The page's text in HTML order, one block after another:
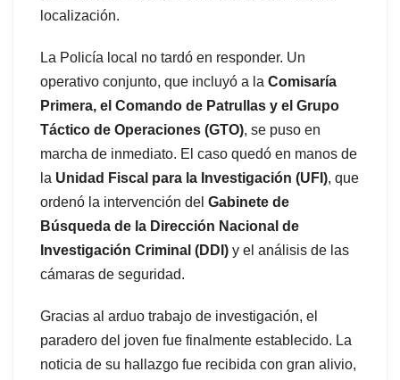
localización.
La Policía local no tardó en responder. Un
operativo conjunto, que incluyó a la Comisaría
Primera, el Comando de Patrullas y el Grupo
Táctico de Operaciones (GTO), se puso en
marcha de inmediato. El caso quedó en manos de
la Unidad Fiscal para la Investigación (UFI), que
ordenó la intervención del Gabinete de
Búsqueda de la Dirección Nacional de
Investigación Criminal (DDI) y el análisis de las
cámaras de seguridad.
Gracias al arduo trabajo de investigación, el
paradero del joven fue finalmente establecido. La
noticia de su hallazgo fue recibida con gran alivio,